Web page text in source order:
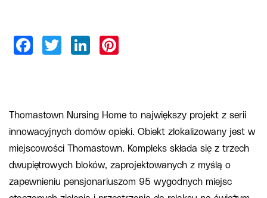
Thomastown Nursing Home to największy projekt z serii
innowacyjnych domów opieki. Obiekt zlokalizowany jest w
miejscowości Thomastown. Kompleks składa się z trzech
dwupiętrowych bloków, zaprojektowanych z myślą o
zapewnieniu pensjonariuszom 95 wygodnych miejsc